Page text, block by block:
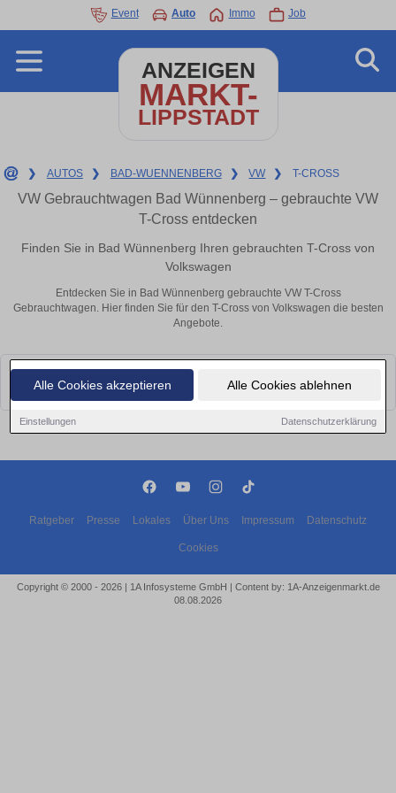
Alle Cookies akzeptieren Alle Cookies ablehnen
Einstellungen Datenschutzerklärung
Event Auto Immo Job
ANZEIGEN
MARKT-
LIPPSTADT
❯ AUTOS ❯ BAD-WUENNENBERG ❯ VW ❯ T-CROSS
VW Gebrauchtwagen Bad Wünnenberg – gebrauchte VW
T-Cross entdecken
Finden Sie in Bad Wünnenberg Ihren gebrauchten T-Cross von
Volkswagen
Entdecken Sie in Bad Wünnenberg gebrauchte VW T-Cross
Gebrauchtwagen. Hier finden Sie für den T-Cross von Volkswagen die besten
Angebote.
Leider konnten wir derzeit keine passenden Autos finden. Schauen Sie
bald wieder vorbei!
Ratgeber Presse Lokales Über Uns Impressum Datenschutz
Cookies
Copyright © 2000 - 2026 | 1A Infosysteme GmbH | Content by: 1A-Anzeigenmarkt.de
08.08.2026